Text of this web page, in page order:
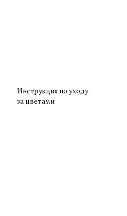
Инструкция по уходу
за цветами